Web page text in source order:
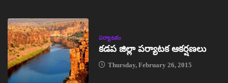
పర్యాటకం
కడప జిల్లా పర్యాటక ఆకర్షణలు
Thursday, February 26, 2015